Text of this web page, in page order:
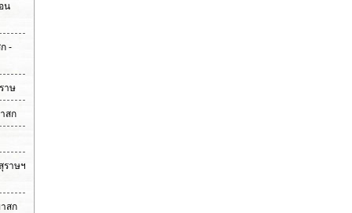
น
-
าษ
สก
ราษฯ
สก